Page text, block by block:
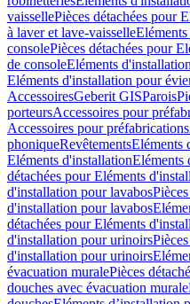
vaissellePièces détachées pour
à laver et lave-vaisselle
consolePièces détachées pour
de consoleEléments
Eléments d'installation pour
AccessoiresGeberit GISParois
porteursAccessoires pour
Accessoires pour préfabrications
phoniqueRevêtementsEléments
Eléments d'installationEléments
détachées pour Eléments
d'installation pour lavabos
d'installation pour lavabos
détachées pour Eléments
d'installation pour urinoirs
d'installation pour urinoirs
évacuation muralePièces
douches avec évacuation murale